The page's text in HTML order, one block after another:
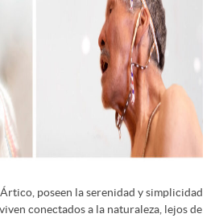
poseen la serenidad y simplicidad
conectados a la naturaleza, lejos de